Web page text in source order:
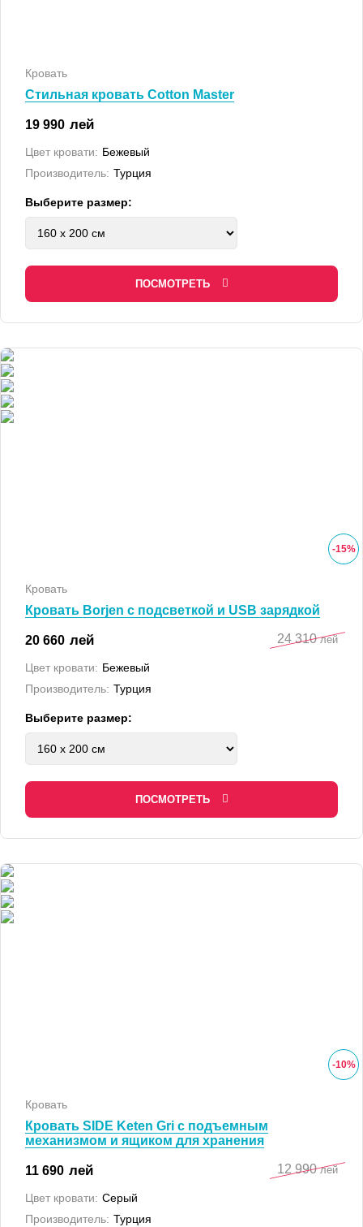
Кровать
Стильная кровать Cotton Master
19 990 лей
Цвет кровати: Бежевый
Производитель: Турция
Выберите размер:
ПОСМОТРЕТЬ
-15%
Кровать
Кровать Borjen с подсветкой и USB зарядкой
20 660 лей 24 310 лей
Цвет кровати: Бежевый
Производитель: Турция
Выберите размер:
ПОСМОТРЕТЬ
-10%
Кровать
Кровать SIDE Keten Gri с подъемным
механизмом и ящиком для хранения
11 690 лей 12 990 лей
Цвет кровати: Серый
Производитель: Турция